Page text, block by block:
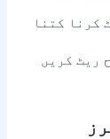
کرنا کتنا
ریٹ کریں